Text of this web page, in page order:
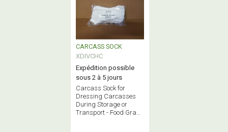
CARCASS SOCK
XDIVCHC
Expédition possible
sous 2 à 5 jours
Carcass Sock for
Dressing Carcasses
During Storage or
Transport - Food Grade